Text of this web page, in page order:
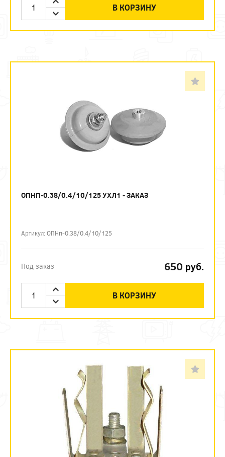
В КОРЗИНУ
ОПНП-0.38/0.4/10/125 УХЛ1 - ЗАКАЗ
Артикул: ОПНп-0.38/0.4/10/125
Под заказ 650 руб.
В КОРЗИНУ